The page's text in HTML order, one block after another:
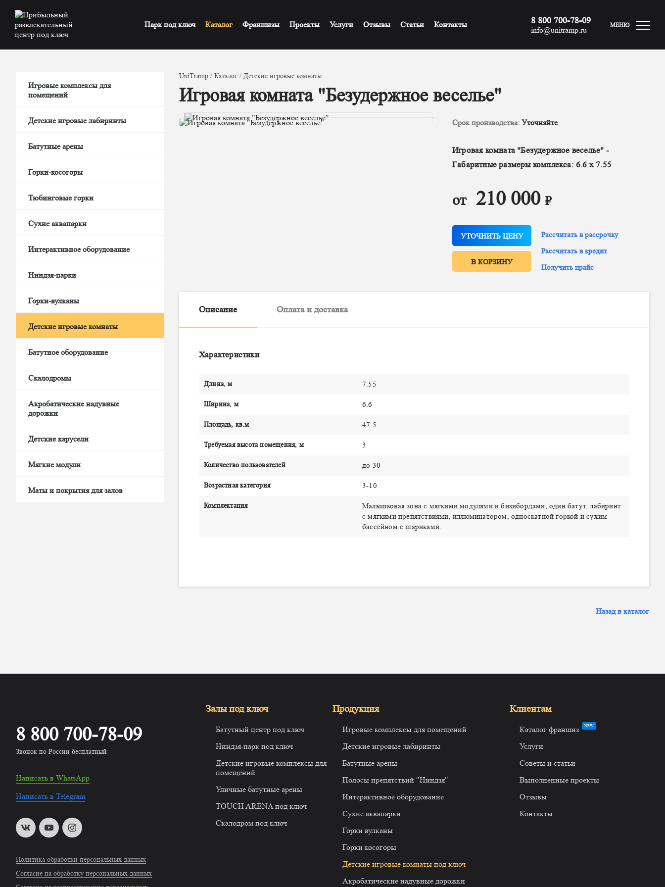
Парк под ключ Каталог Франшизы Проекты Услуги Отзывы Статьи Контакты 8 800 700-78-09
info@unitramp.ru МЕНЮ
Игровые комплексы для
помещений
Детские игровые лабиринты
Батутные арены
Горки-косогоры
Тюбинговые горки
Сухие аквапарки
Интерактивное оборудование
Ниндзя-парки
Горки-вулканы
Детские игровые комнаты
Батутное оборудование
Скалодромы
Акробатические надувные
дорожки
Детские карусели
Мягкие модули
Маты и покрытия для залов
UniTramp Каталог Детские игровые комнаты
Игровая комната "Безудержное веселье"
Срок производства: Уточняйте
Игровая комната "Безудержное веселье" -
Габаритные размеры комплекса: 6.6 х 7.55
от 210 000 ₽
УТОЧНИТЬ ЦЕНУ
В КОРЗИНУ
Рассчитать в рассрочку
Рассчитать в кредит
Получить прайс
Описание Оплата и доставка
Характеристики
Длина, м 7.55
Ширина, м 6.6
Площадь, кв.м 47.5
Требуемая высота помещения, м 3
Количество пользователей до 30
Возрастная категория 3-10
Комплектация
Малышковая зона с мягкими модулями и бизибордами, один батут, лабиринт
с мягкими препятствиями, иллюминатором, односкатной горкой и сухим
бассейном с шариками.
Назад в каталог
8 800 700-78-09
Звонок по России бесплатный
Написать в WhatsApp
Написать в Telegram
Политика обработки персональных данных
Согласие на обработку персональных данных
Залы под ключ
Батутный центр под ключ
Ниндзя-парк под ключ
Детские игровые комплексы для
помещений
Уличные батутные арены
TOUCH ARENA под ключ
Скалодром под ключ
Продукция
Игровые комплексы для помещений
Детские игровые лабиринты
Батутные арены
Полосы препятствий "Ниндзя"
Интерактивное оборудование
Сухие аквапарки
Горки вулканы
Горки косогоры
Детские игровые комнаты под ключ
Акробатические надувные дорожки
Клиентам
Каталог франшиз NEW
Услуги
Советы и статьи
Выполненные проекты
Отзывы
Контакты